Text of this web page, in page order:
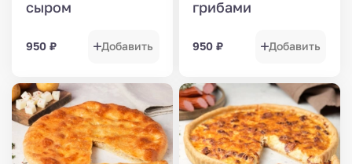
сыром
950 ₽ Добавить
грибами
950 ₽ Добавить